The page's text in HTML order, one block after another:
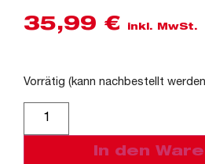
35,99 € inkl. MwSt.
Vorrätig (kann nachbestellt
In den